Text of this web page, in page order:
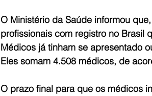
O Ministério da Saúde informou
profissionais com registro no Brasil
Médicos já tinham se apresentado
Eles somam 4.508 médicos, de
O prazo final para que os médicos